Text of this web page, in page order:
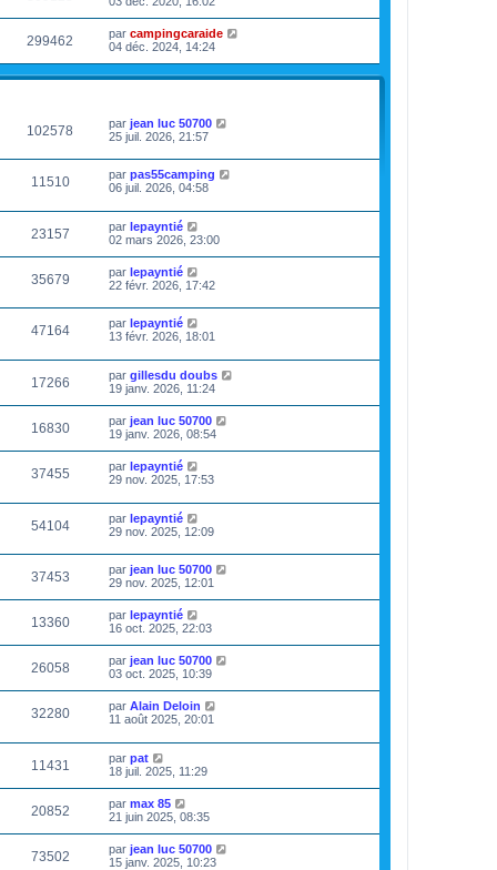
299462 par campingcaraide
04 déc. 2024, 14:24
102578 par jean luc 50700
25 juil. 2026, 21:57
11510 par pas55camping
06 juil. 2026, 04:58
23157 par lepayntié
02 mars 2026, 23:00
35679 par lepayntié
22 févr. 2026, 17:42
47164 par lepayntié
13 févr. 2026, 18:01
17266 par gillesdu doubs
19 janv. 2026, 11:24
16830 par jean luc 50700
19 janv. 2026, 08:54
37455 par lepayntié
29 nov. 2025, 17:53
54104 par lepayntié
29 nov. 2025, 12:09
37453 par jean luc 50700
29 nov. 2025, 12:01
13360 par lepayntié
16 oct. 2025, 22:03
26058 par jean luc 50700
03 oct. 2025, 10:39
32280 par Alain Deloin
11 août 2025, 20:01
11431 par pat
18 juil. 2025, 11:29
20852 par max 85
21 juin 2025, 08:35
73502 par jean luc 50700
15 janv. 2025, 10:23